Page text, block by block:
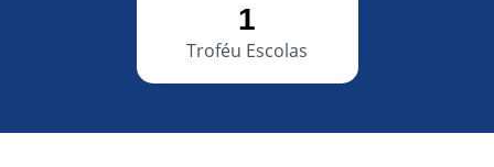
1
Troféu Escolas